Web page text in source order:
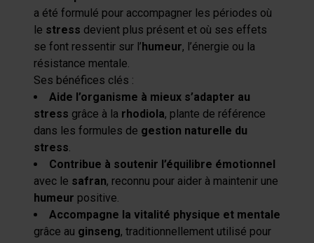
a été formulé pour accompagner les périodes où
le stress devient plus présent et où ses effets
se font ressentir sur l’humeur, l’énergie ou la
résistance mentale.
Ses bénéfices clés :
Aide l’organisme à mieux s’adapter au
stress grâce à la rhodiola, plante de référence
dans les formules de gestion naturelle du
stress.
Contribue à soutenir l’équilibre émotionnel
avec le safran, reconnu pour aider à maintenir une
humeur positive.
Accompagne la vitalité physique et mentale
grâce au ginseng, traditionnellement utilisé pour